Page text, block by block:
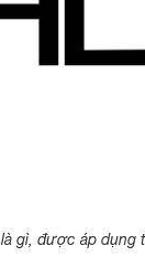
gì, được áp dụng